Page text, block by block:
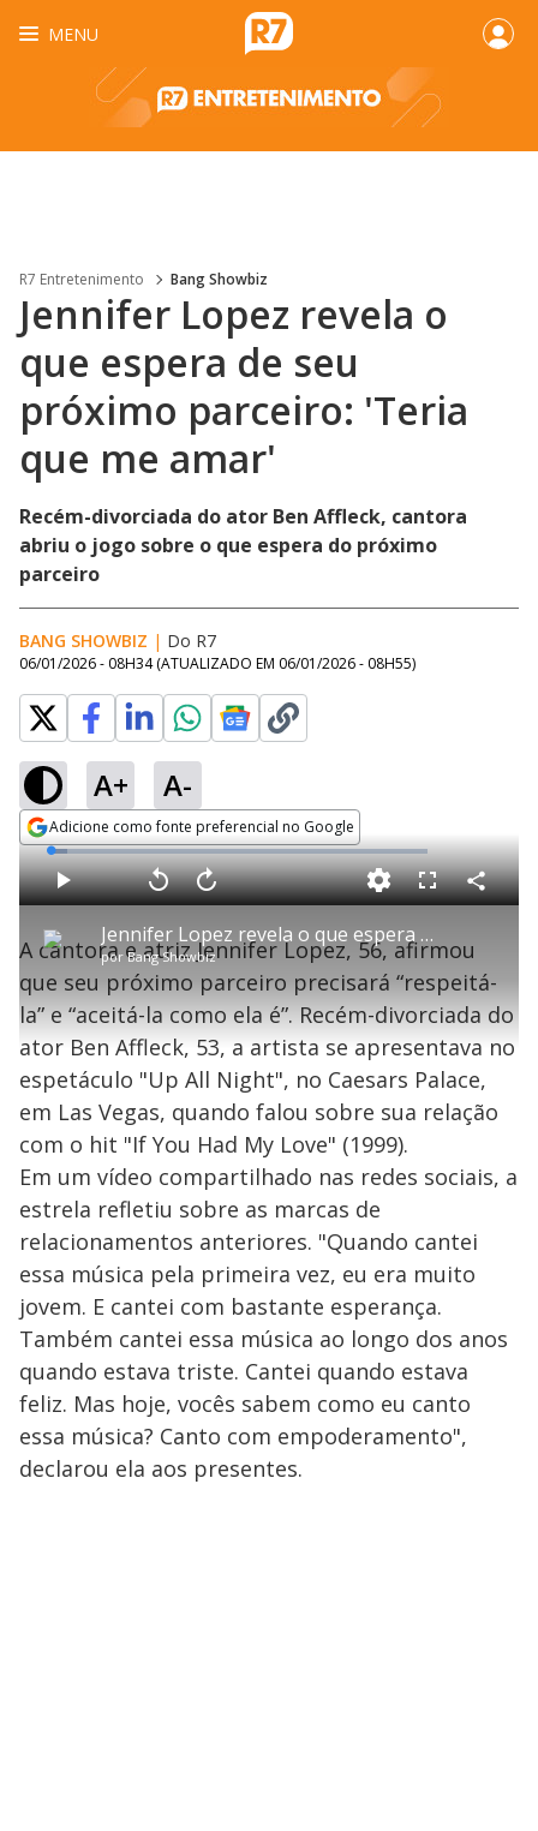
MENU
R7 Entretenimento Bang Showbiz
Jennifer Lopez revela o
que espera de seu
próximo parceiro: 'Teria
que me amar'
Recém-divorciada d​o ator Ben Affleck, cantora
abriu o jogo sobre o que espera do próximo
parceiro
BANG SHOWBIZ | Do R7
06/01/2026 - 08H34 (ATUALIZADO EM 06/01/2026 - 08H55)
A+ A-
Adicione como fonte preferencial no Google
Opens in new window
P
l
a
y
V
i
d
e
Jennifer Lopez revela o que espera de seu próximo parceiro: 'Teria que me amar'
porBang Showbiz
P V
t
a
r
0
e
g
n
d
o
s
A
n
ç
a
1
0
s
e
u
n
d
s
M
u
d
o
L
o
a
d
e
4
.
5
6
%
F
l
s
c
e
n
C
o
i
l
a
A cantora e atriz Jennifer Lopez, 56, afirmou
que ​seu próximo parceiro precisará “respeitá-
la” e “aceitá-la como ela é”. Recém-divorciada d​o
ator Ben Affleck, ​53, a artista se apresentava no
espetáculo ​"Up All Night​", no Caesars Palace, ​
em Las Vegas, quando falou sobre sua relação
com ​o hit "If You Had My Love​" (1999)​.
Em um vídeo compartilhado nas redes sociais, a
estrela refletiu sobre as ​m​arcas de
relacionamentos anteriores.​ "Quando cantei
essa música pela primeira vez, eu era muito
jovem. E cantei com ​b​astante esperança. ​
Também cantei essa música ao longo dos anos​
quando estava triste. Cantei quando estava
feliz. Mas hoje, vocês sabem como eu canto
essa música? ​Canto com empoderamento",
declarou ​ela aos ​presentes.